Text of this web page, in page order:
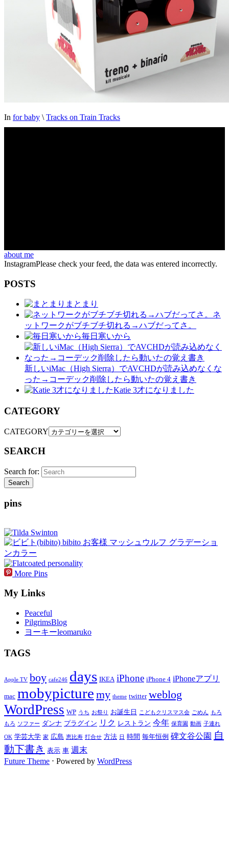
In for baby \ Tracks on Train Tracks
about me
InstagramPlease check your feed, the data was entered incorrectly.
POSTS
まとまり
ネ
ットワークがブチブチ切れる→ハブだってさ。
毎日寒いから
新しいiMac（High Sierra）でAVCHDが読み込めなくな
った→コーデック削除したら動いたの覚え書き
Katie 3才になりました
CATEGORY
CATEGORY
SEARCH
Search for:
Search
pins
More Pins
My Links
Peaceful
PilgrimsBlog
ヨーキーleomaruko
TAGS
Apple TV boy cafe246 days IKEA iPhone iPhone 4 iPhoneアプリ
mac mobypicture my theme twitter weblog
WordPress WP うち お祭り お誕生日 こどもクリスマス会 ごめん
もろ
もろ ソファー ダンナ プラグイン リク レストラン 今年 保育園 動画 子連れ
OK 学芸大学 家 広島 恵比寿 打合せ 方法 日 時間 毎年恒例 碑文谷公園 自
動下書き 表示 車 週末
Future Theme ⋅ Powered by WordPress